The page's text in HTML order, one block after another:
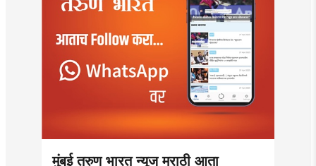
मुंबई तरुण भारत न्यूज मराठी आता